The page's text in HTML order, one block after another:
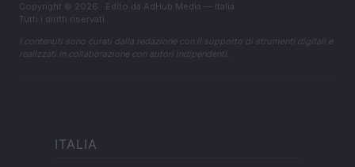
Copyright © 2026 · Edito da AdHub Media — Italia
Tutti i diritti riservati
I contenuti sono curati dalla redazione con il supporto di strumenti digitali e
realizzati in collaborazione con autori indipendenti.
ITALIA